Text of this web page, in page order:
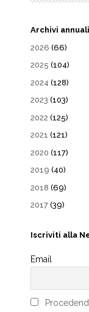
Archivi
2026 (66)
2025 (104)
2024 (128)
2023 (103)
2022 (125)
2021 (121)
2020 (117)
2019 (40)
2018 (69)
2017 (39)
Iscriviti alla
Email